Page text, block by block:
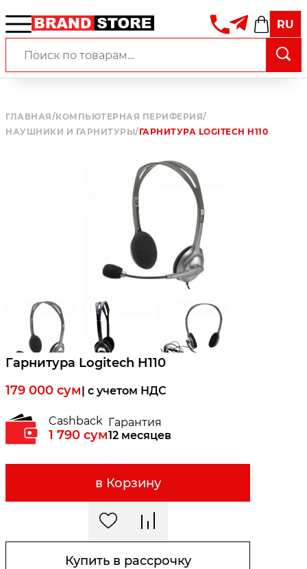
RU
ГЛАВНАЯ/КОМПЬЮТЕРНАЯ ПЕРИФЕРИЯ/
НАУШНИКИ И ГАРНИТУРЫ/ГАРНИТУРА LOGITECH H110
Гарнитура Logitech H110
179 000 сум| c учетом НДС
Cashback
1 790 сум
Гарантия
12 месяцев
в Корзину
Купить в рассрочку